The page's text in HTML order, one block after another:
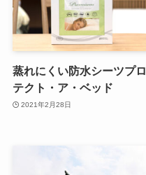
蒸れにくい防水シーツプロ
テクト・ア・ベッド
2021年2月28日